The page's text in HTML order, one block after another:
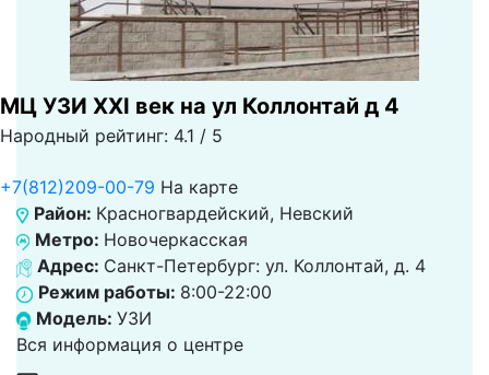
МЦ УЗИ XXI век на ул Коллонтай д 4
Народный рейтинг: 4.1 / 5
+7(812)209-00-79 На карте
Район: Красногвардейский, Невский
Метро: Новочеркасская
Адрес: Санкт-Петербург: ул. Коллонтай, д. 4
Режим работы: 8:00-22:00
Модель: УЗИ
Вся информация о центре